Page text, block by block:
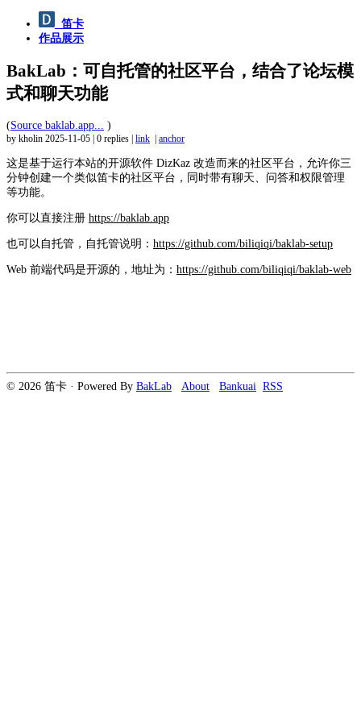
笛卡
作品展示
BakLab：可自托管的社区平台，结合了论坛模
式和聊天功能
(Source baklab.app... )
by kholin 2025-11-05 0 replies link anchor
这是基于运行本站的开源软件 DizKaz 改造而来的社区平台，允许你三
分钟创建一个类似笛卡的社区平台，同时带有聊天、问答和权限管理
等功能。
你可以直接注册 https://baklab.app
也可以自托管，自托管说明： https://github.com/biliqiqi/baklab-setup
Web 前端代码是开源的，地址为： https://github.com/biliqiqi/baklab-web
© 2026 笛卡 · Powered By BakLab About Bankuai RSS